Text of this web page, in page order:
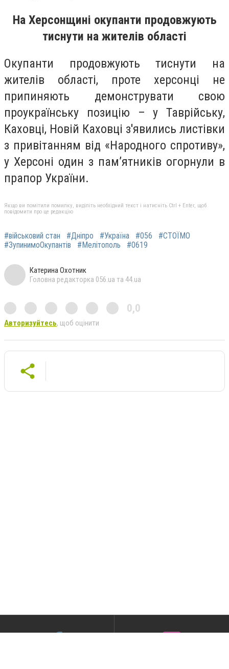
На Херсонщині окупанти продовжують
тиснути на жителів області
Окупанти продовжують тиснути на
жителів області, проте херсонці не
припиняють демонструвати свою
проукраїнську позицію – у Таврійську,
Каховці, Новій Каховці з'явились листівки
з привітанням від «Народного спротиву»,
у Херсоні один з пам’ятників огорнули в
прапор України.
Якщо ви помітили помилку, виділіть необхідний текст і натисніть Ctrl + Enter, щоб
повідомити про це редакцію
#військовий стан #Дніпро #Україна #056
#СТОЇМО
#ЗупинимоОкупантів
#Мелітополь #0619
Катерина Охотник
Головна редакторка 056.ua та 44.ua
0,0
Авторизуйтесь, щоб оцінити